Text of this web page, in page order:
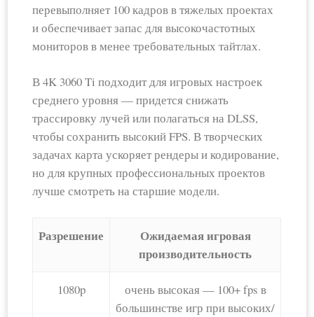
перевыполняет 100 кадров в тяжелых проектах
и обеспечивает запас для высокочастотных
мониторов в менее требовательных тайтлах.
В 4K 3060 Ti подходит для игровых настроек
среднего уровня — придется снижать
трассировку лучей или полагаться на DLSS,
чтобы сохранить высокий FPS. В творческих
задачах карта ускоряет рендеры и кодирование,
но для крупных профессиональных проектов
лучше смотреть на старшие модели.
Разрешение
Ожидаемая игровая
производительность
1080p
очень высокая — 100+ fps в
большинстве игр при высоких/